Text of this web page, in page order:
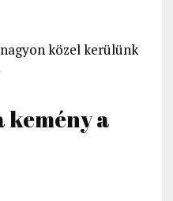
közel kerülünk
kemény a